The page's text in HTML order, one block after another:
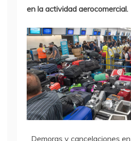
en la actividad aerocomercial.
Demoras y cancelaciones